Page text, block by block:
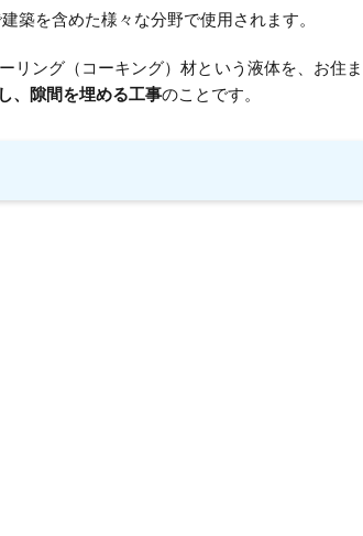
築を含めた様々な分野で使用されます。
リング（コーキング）材という液体を、お住ま
、隙間を埋める工事のことです。